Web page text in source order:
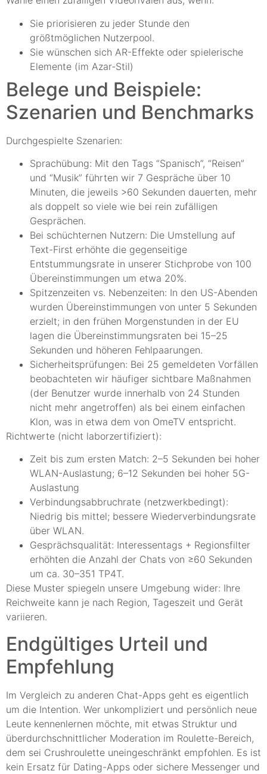
Sie priorisieren zu jeder Stunde den
größtmöglichen Nutzerpool.
Sie wünschen sich AR-Effekte oder spielerische
Elemente (im Azar-Stil)
Belege und Beispiele:
Szenarien und Benchmarks
Durchgespielte Szenarien:
Sprachübung: Mit den Tags “Spanisch”, “Reisen”
und “Musik” führten wir 7 Gespräche über 10
Minuten, die jeweils >60 Sekunden dauerten, mehr
als doppelt so viele wie bei rein zufälligen
Gesprächen.
Bei schüchternen Nutzern: Die Umstellung auf
Text-First erhöhte die gegenseitige
Entstummungsrate in unserer Stichprobe von 100
Übereinstimmungen um etwa 20%.
Spitzenzeiten vs. Nebenzeiten: In den US-Abenden
wurden Übereinstimmungen von unter 5 Sekunden
erzielt; in den frühen Morgenstunden in der EU
lagen die Übereinstimmungsraten bei 15–25
Sekunden und höheren Fehlpaarungen.
Sicherheitsprüfungen: Bei 25 gemeldeten Vorfällen
beobachteten wir häufiger sichtbare Maßnahmen
(der Benutzer wurde innerhalb von 24 Stunden
nicht mehr angetroffen) als bei einem einfachen
Klon, was in etwa dem von OmeTV entspricht.
Richtwerte (nicht laborzertifiziert):
Zeit bis zum ersten Match: 2–5 Sekunden bei hoher
WLAN-Auslastung; 6–12 Sekunden bei hoher 5G-
Auslastung
Verbindungsabbruchrate (netzwerkbedingt):
Niedrig bis mittel; bessere Wiederverbindungsrate
über WLAN.
Gesprächsqualität: Interessentags + Regionsfilter
erhöhten die Anzahl der Chats von ≥60 Sekunden
um ca. 30–351 TP4T.
Diese Muster spiegeln unsere Umgebung wider: Ihre
Reichweite kann je nach Region, Tageszeit und Gerät
variieren.
Endgültiges Urteil und
Empfehlung
Im Vergleich zu anderen Chat-Apps geht es eigentlich
um die Intention. Wer unkompliziert und persönlich neue
Leute kennenlernen möchte, mit etwas Struktur und
überdurchschnittlicher Moderation im Roulette-Bereich,
dem sei Crushroulette uneingeschränkt empfohlen. Es ist
kein Ersatz für Dating-Apps oder sichere Messenger und